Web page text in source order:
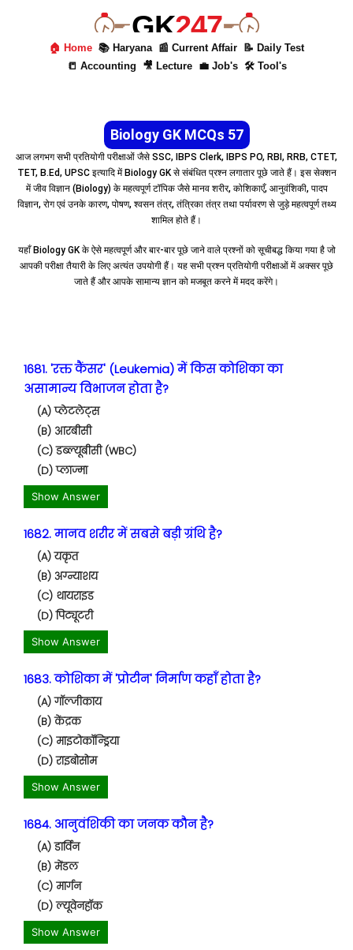
GK247
🏠 Home 📚 Haryana 📰 Current Affair
📝 Daily Test
📒 Accounting
🎥 Lecture 💼 Job's 🛠 Tool's
Biology GK MCQs 57
आज लगभग सभी प्रतियोगी परीक्षाओं जैसे SSC, IBPS Clerk, IBPS PO, RBI, RRB, CTET,
TET, B.Ed, UPSC इत्यादि में Biology GK से संबंधित प्रश्न लगातार पूछे जाते हैं। इस सेक्शन
में जीव विज्ञान (Biology) के महत्वपूर्ण टॉपिक जैसे मानव शरीर, कोशिकाएँ, आनुवंशिकी, पादप
विज्ञान, रोग एवं उनके कारण, पोषण, श्वसन तंत्र, तंत्रिका तंत्र तथा पर्यावरण से जुड़े महत्वपूर्ण तथ्य
शामिल होते हैं।
यहाँ Biology GK के ऐसे महत्वपूर्ण और बार-बार पूछे जाने वाले प्रश्नों को सूचीबद्ध किया गया है जो
आपकी परीक्षा तैयारी के लिए अत्यंत उपयोगी हैं। यह सभी प्रश्न प्रतियोगी परीक्षाओं में अक्सर पूछे
जाते हैं और आपके सामान्य ज्ञान को मजबूत करने में मदद करेंगे।
1681. 'रक्त कैंसर' (Leukemia) में किस कोशिका का
असामान्य विभाजन होता है?
(A) प्लेटलेट्स
(B) आरबीसी
(C) डब्ल्यूबीसी (WBC)
(D) प्लाज्मा
Show Answer
1682. मानव शरीर में सबसे बड़ी ग्रंथि है?
(A) यकृत
(B) अग्न्याशय
(C) थायराइड
(D) पिट्यूटरी
Show Answer
1683. कोशिका में 'प्रोटीन' निर्माण कहाँ होता है?
(A) गॉल्जीकाय
(B) केंद्रक
(C) माइटोकॉन्ड्रिया
(D) राइबोसोम
Show Answer
1684. आनुवंशिकी का जनक कौन है?
(A) डार्विन
(B) मेंडल
(C) मार्गन
(D) ल्यूवेनहॉक
Show Answer